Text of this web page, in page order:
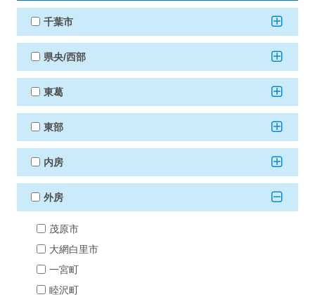
千葉市
県央/西部
東葛
東部
内房
外房
茂原市
大網白里市
一宮町
睦沢町